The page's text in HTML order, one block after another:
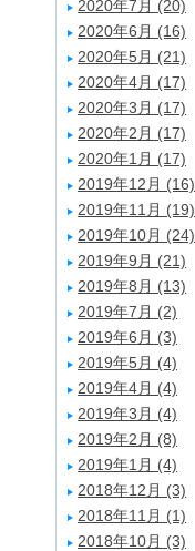
2020年7月 (20)
2020年6月 (16)
2020年5月 (21)
2020年4月 (17)
2020年3月 (17)
2020年2月 (17)
2020年1月 (17)
2019年12月 (16)
2019年11月 (19)
2019年10月 (24)
2019年9月 (21)
2019年8月 (13)
2019年7月 (2)
2019年6月 (3)
2019年5月 (4)
2019年4月 (4)
2019年3月 (4)
2019年2月 (8)
2019年1月 (4)
2018年12月 (3)
2018年11月 (1)
2018年10月 (3)